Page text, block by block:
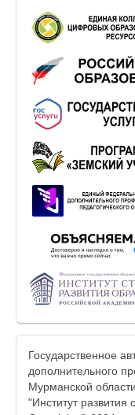
Государственное
дополнительного
Мурманской области
"Институт развития